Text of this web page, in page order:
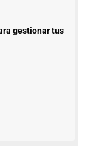
gestionar tus